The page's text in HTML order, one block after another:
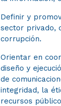
Definir y
sector privado,
corrupción.
Orientar en
diseño y
de
integridad, la
recursos